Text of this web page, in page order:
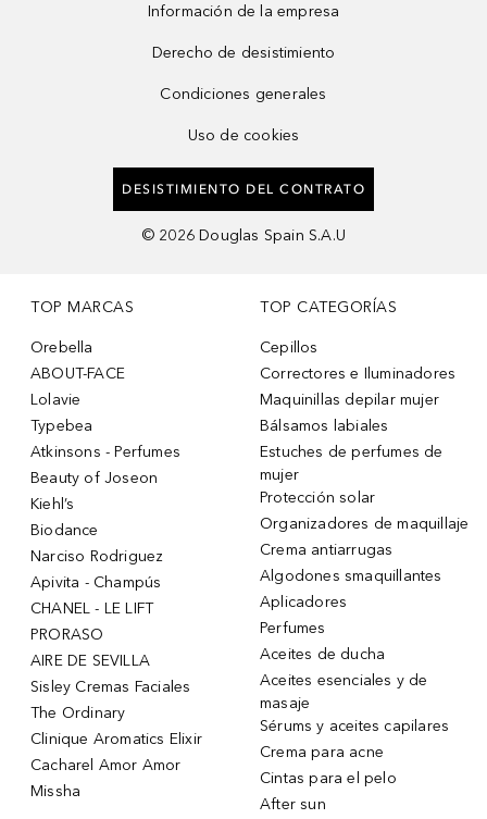
Información de la empresa
Derecho de desistimiento
Condiciones generales
Uso de cookies
DESISTIMIENTO DEL CONTRATO
© 2026 Douglas Spain S.A.U
TOP MARCAS
Orebella
ABOUT-FACE
Lolavie
Typebea
Atkinsons - Perfumes
Beauty of Joseon
Kiehl’s
Biodance
Narciso Rodriguez
Apivita - Champús
CHANEL - LE LIFT
PRORASO
AIRE DE SEVILLA
Sisley Cremas Faciales
The Ordinary
Clinique Aromatics Elixir
Cacharel Amor Amor
Missha
TOP CATEGORÍAS
Cepillos
Correctores e Iluminadores
Maquinillas depilar mujer
Bálsamos labiales
Estuches de perfumes de
mujer
Protección solar
Organizadores de maquillaje
Crema antiarrugas
Algodones smaquillantes
Aplicadores
Perfumes
Aceites de ducha
Aceites esenciales y de
masaje
Sérums y aceites capilares
Crema para acne
Cintas para el pelo
After sun